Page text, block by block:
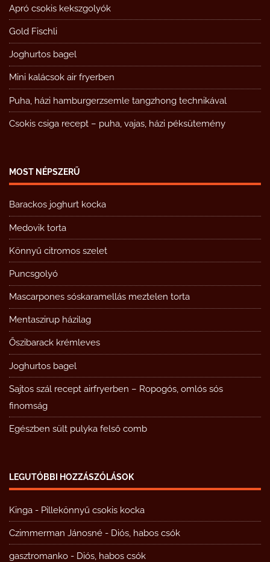
Apró csokis kekszgolyók
Gold Fischli
Joghurtos bagel
Mini kalácsok air fryerben
Puha, házi hamburgerzsemle tangzhong technikával
Csokis csiga recept – puha, vajas, házi péksütemény
MOST NÉPSZERŰ
Barackos joghurt kocka
Medovik torta
Könnyű citromos szelet
Puncsgolyó
Mascarpones sóskaramellás meztelen torta
Mentaszirup házilag
Őszibarack krémleves
Joghurtos bagel
Sajtos szál recept airfryerben – Ropogós, omlós sós
finomság
Egészben sült pulyka felső comb
LEGUTÓBBI HOZZÁSZÓLÁSOK
Kinga - Pillekönnyű csokis kocka
Czimmerman Jánosné - Diós, habos csók
gasztromanko - Diós, habos csók